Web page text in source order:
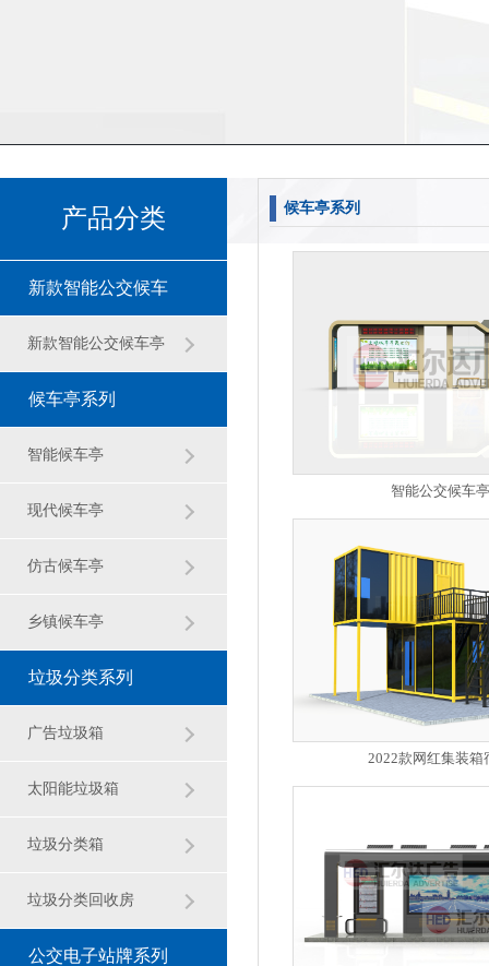
产品分类
新款智能公交候车
亭
新款智能公交候车亭
候车亭系列
智能候车亭
现代候车亭
仿古候车亭
乡镇候车亭
垃圾分类系列
广告垃圾箱
太阳能垃圾箱
垃圾分类箱
垃圾分类回收房
公交电子站牌系列
候车亭系列
智能公交候车亭
2022款网红集装箱